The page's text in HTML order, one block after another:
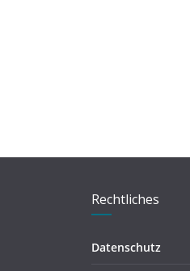
Rechtliches
Datenschutz